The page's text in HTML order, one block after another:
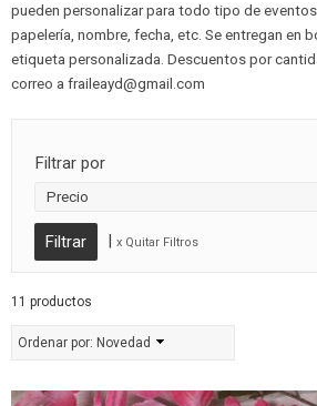
pueden personalizar para todo tipo de
papelería, nombre, fecha, etc. Se entregan en
etiqueta personalizada. Descuentos por
correo afraileayd@gmail.com
Filtrar por
Precio
| x Quitar Filtros
11 productos
Ordenar por: Novedad